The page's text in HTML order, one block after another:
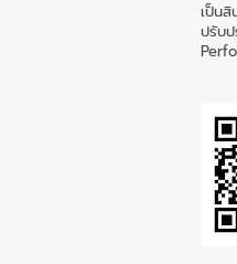
เป็นสิ
ปรับ